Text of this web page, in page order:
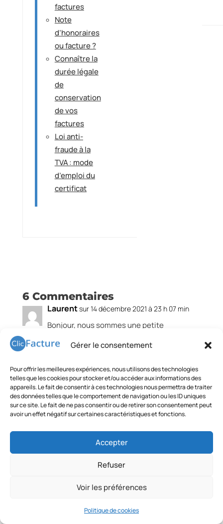
Gérer le consentement
Pour offrir les meilleures expériences, nous utilisons des technologies
telles que les cookies pour stocker et/ou accéder aux informations des
appareils. Le fait de consentir à ces technologies nous permettra de traiter
des données telles que le comportement de navigation ou les ID uniques
sur ce site. Le fait de ne pas consentir ou de retirer son consentement peut
avoir un effet négatif sur certaines caractéristiques et fonctions.
Accepter
Refuser
Voir les préférences
Politique de cookies
factures
Note
d’honoraires
ou facture ?
Connaître la
durée légale
de
conservation
de vos
factures
Loi anti-
fraude à la
TVA : mode
d’emploi du
certificat
6 Commentaires
Laurentsur 14 décembre 2021 à 23 h 07 min
Bonjour, nous sommes une petite
des exigences particulières pour notre
légales obligatoires sur les factures que
nous émettons ? Bien à vous
Réponse
ClicFacturesur 23 décembre 2021 à 9 h
49 min
Il y effectivement des mentions à
votre structure. Les mentions légales